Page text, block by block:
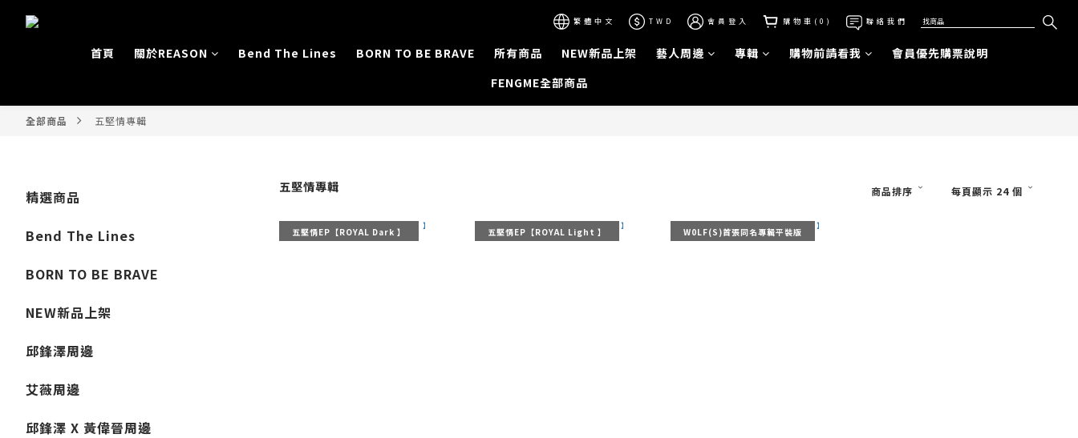
繁體中文 TWD 會員登入 購物車(0) 聯絡我們
首頁 關於REASON Bend The Lines BORN TO BE BRAVE 所有商品 NEW新品上架 藝人周邊 專輯 購物前請看我
會員優先購票說明
FENGME全部商品
全部商品 五堅情專輯
精選商品
Bend The Lines
BORN TO BE BRAVE
NEW新品上架
邱鋒澤周邊
艾薇周邊
邱鋒澤 X 黃偉晉周邊
五堅情專輯 商品排序 每頁顯示 24 個
五堅情EP【ROYAL Dark 】 五堅情EP【ROYAL Light 】 W0LF(S)首張同名專輯平裝版